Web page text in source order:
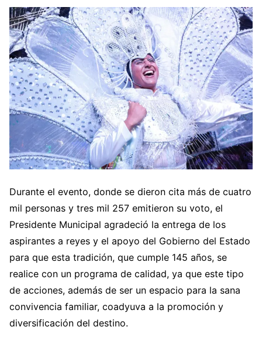
Durante el evento, donde se dieron cita más de cuatro
mil personas y tres mil 257 emitieron su voto, el
Presidente Municipal agradeció la entrega de los
aspirantes a reyes y el apoyo del Gobierno del Estado
para que esta tradición, que cumple 145 años, se
realice con un programa de calidad, ya que este tipo
de acciones, además de ser un espacio para la sana
convivencia familiar, coadyuva a la promoción y
diversificación del destino.